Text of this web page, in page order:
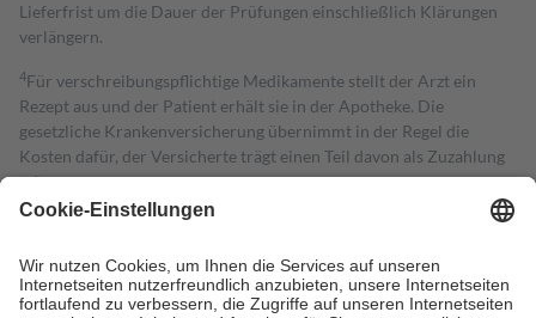
Lieferfrist um die Dauer der Prüfungen einschließlich Klärungen
verlängern.
4Für verschreibungspflichtige Medikamente stellt der Arzt ein
Rezept aus und der Patient erhält sie in der Apotheke. Die
gesetzliche Krankenversicherung übernimmt in der Regel die
Kosten dafür, der Versicherte trägt einen Teil davon als Zuzahlung
mit.
Grundsätzlich leisten Mitglieder Zuzahlungen in Höhe von zehn
höchstens zehn Euro.
Es sind jedoch nie mehr als die tatsächlichen
Kosten der Leistung zu entrichten.
Diese Regeln gelten grundsätzlich auch für Online-Apotheken.